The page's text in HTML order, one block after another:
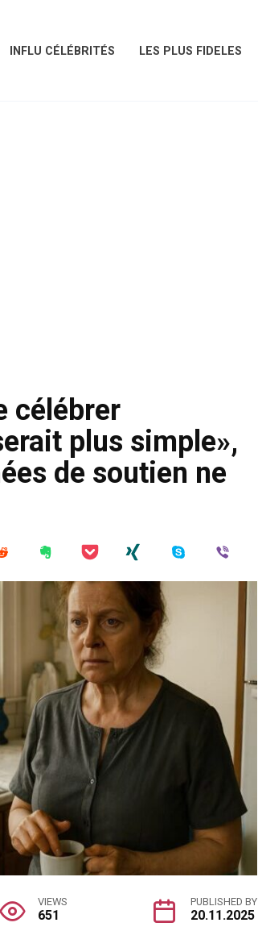
INFLU CÉLÉBRITÉS LES PLUS FIDELES
célébrer
plus simple»,
de soutien ne
VIEWS
651
PUBLISHED BY
20.11.2025